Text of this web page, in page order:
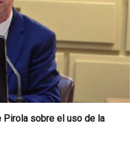
Pirola sobre el uso de la